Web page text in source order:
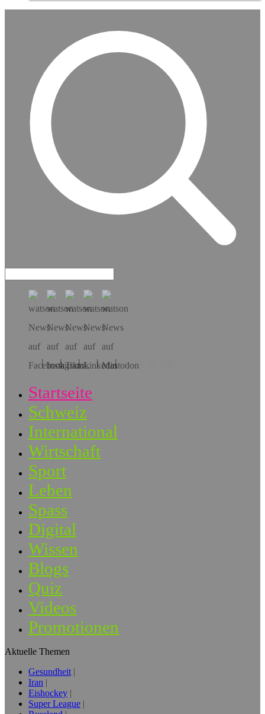
Hol dir die App!
Startseite
Schweiz
International
Wirtschaft
Sport
Leben
Spass
Digital
Wissen
Blogs
Quiz
Videos
Promotionen
Aktuelle Themen
Gesundheit
Iran
Eishockey
Super League